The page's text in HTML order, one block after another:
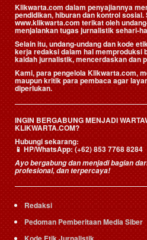
Klikwarta.com dalam penyajiannya
pendidikan, hiburan dan kontrol sosial.
www.klikwarta.com terikat oleh
menjalankan tugas jurnalistik sehari-
Selain itu, undang-undang dan kode
kerja redaksi dalam hal memproduksi
kaidah jurnalistik, mencerdaskan dan
Kami, para pengelola Klikwarta.com,
maupun kritik para pembaca agar
diperlukan.
INGIN BERGABUNG MENJADI
KLIKWARTA.COM?
Hubungi sekarang:
📱HP/WhatsApp:(+62) 853 7768 8284
Ayo bergabung dan menjadi bagian
profesional, dan terpercaya!
Redaksi
Pedoman Pemberitaan Media Siber